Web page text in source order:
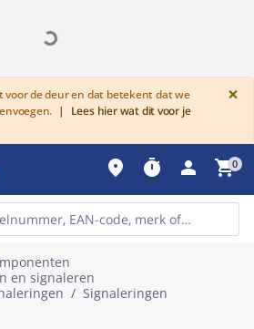
voor de deur en dat betekent dat we
|
Lees hier wat dit voor je
×
place timer person shopping_cart0
en signaleren
Signaleringen